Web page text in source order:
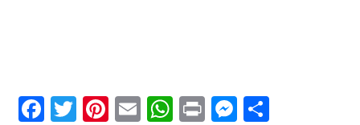
Facebook
TwitterPinterest
EmailWhatsApp
Print